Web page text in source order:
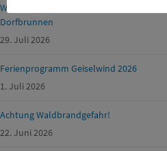
Wasserentnahme aus Gewässern,
Dorfbrunnen
29. Juli 2026
Ferienprogramm Geiselwind 2026
1. Juli 2026
Achtung Waldbrandgefahr!
22. Juni 2026